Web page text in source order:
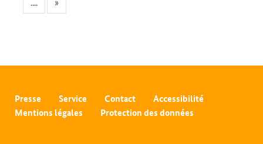
.... »
Presse Service Contact
Accessibilité
Mentions légales
Protection des données